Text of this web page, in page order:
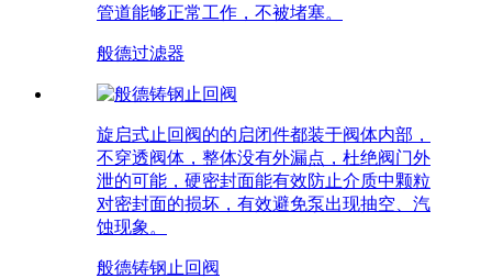
管道能够正常工作，不被堵塞。
般德过滤器
旋启式止回阀的的启闭件都装于阀体内部，
不穿透阀体，整体没有外漏点，杜绝阀门外
泄的可能，硬密封面能有效防止介质中颗粒
对密封面的损坏，有效避免泵出现抽空、汽
蚀现象。
般德铸钢止回阀